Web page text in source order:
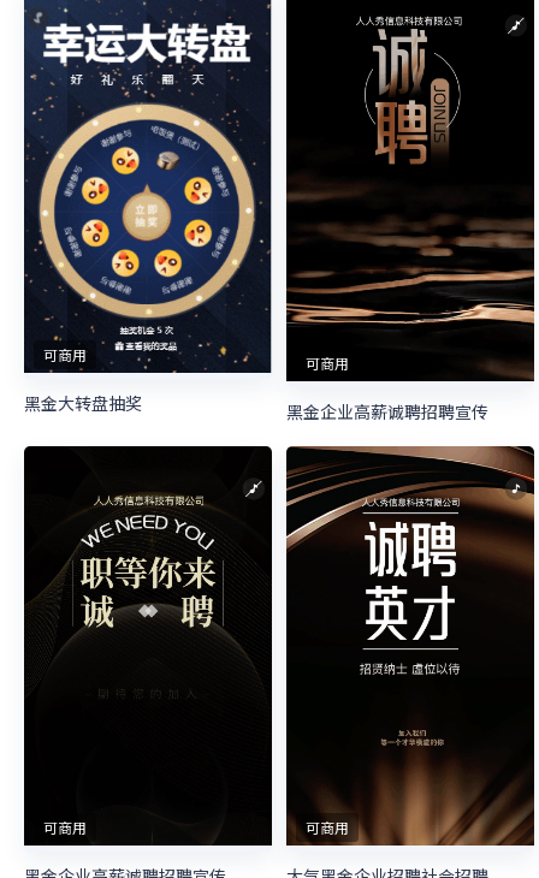
可商用
黑金大转盘抽奖
可商用
黑金企业高薪诚聘招聘宣传
可商用 可商用